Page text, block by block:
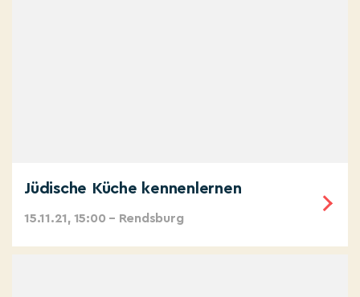
Jüdische Küche kennenlernen
15.11.21, 15:00 – Rendsburg